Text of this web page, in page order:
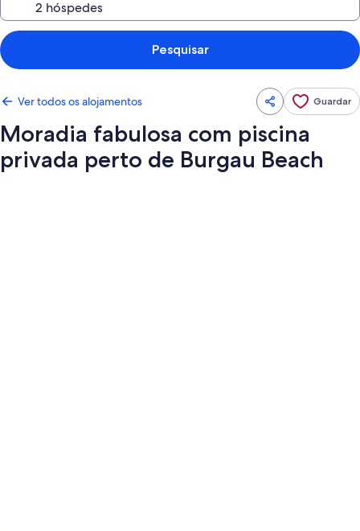
Pesquisar
Ver todos os alojamentos Guardar
Moradia fabulosa com piscina
privada perto de Burgau Beach